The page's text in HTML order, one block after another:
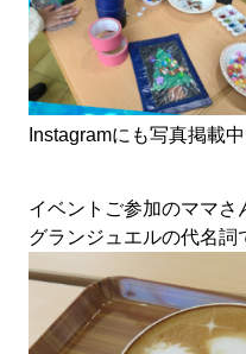
Instagramにも写真掲載
イベントご参加のママさ
グランジュエルの代名詞